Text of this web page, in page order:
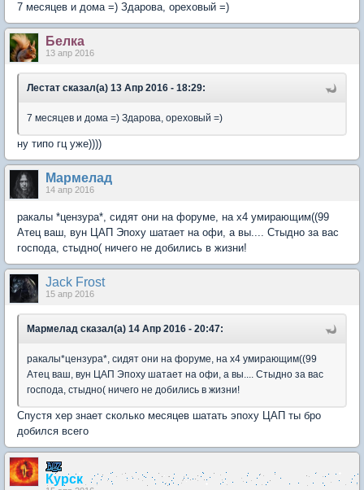
7 месяцев и дома =) Здарова, ореховый =)
Белка
13 апр 2016
Лестат сказал(а) 13 Апр 2016 - 18:29:
7 месяцев и дома =) Здарова, ореховый =)
ну типо гц уже))))
Мармелад
14 апр 2016
ракалы *цензура*, сидят они на форуме, на х4 умирающим((99
Атец ваш, вун ЦАП Эпоху шатает на офи, а вы.... Стыдно за вас
господа, стыдно( ничего не добились в жизни!
Jack Frost
15 апр 2016
Мармелад сказал(а) 14 Апр 2016 - 20:47:
ракалы*цензура*, сидят они на форуме, на х4 умирающим((99
Атец ваш, вун ЦАП Эпоху шатает на офи, а вы.... Стыдно за вас
господа, стыдно( ничего не добились в жизни!
Спустя хер знает сколько месяцев шатать эпоху ЦАП ты бро
добился всего
Курск